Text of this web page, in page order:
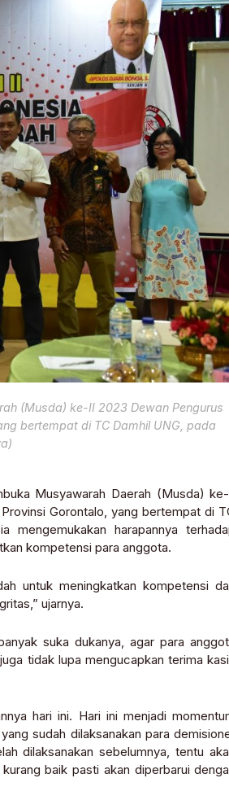
(Musda) ke-II 2023 Dewan Pengurus
bertempat di TC Damhil UNG, pada
Musyawarah Daerah (Musda)
Gorontalo, yang bertempat di
mengemukakan harapannya
kompetensi para anggota.
untuk meningkatkan kompetensi
ujarnya.
suka dukanya, agar para
tidak lupa mengucapkan terima
hari ini. Hari ini menjadi
sudah dilaksanakan para
dilaksanakan sebelumnya, tentu
baik pasti akan diperbarui